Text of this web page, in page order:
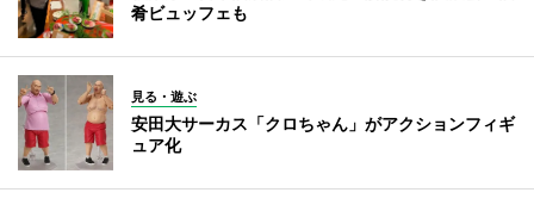
肴ビュッフェも
見る・遊ぶ
安田大サーカス「クロちゃん」がアクションフィギ
ュア化